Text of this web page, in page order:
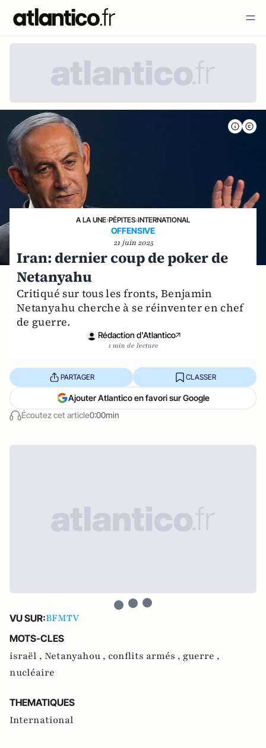
A LA UNE›PÉPITES›INTERNATIONAL
OFFENSIVE
21 juin 2025
Iran: dernier coup de poker de
Netanyahu
Critiqué sur tous les fronts, Benjamin
Netanyahu cherche à se réinventer en chef
de guerre.
Rédaction d'Atlantico
1 min de lecture
Écoutez cet article0:00min
PARTAGER CLASSER
Ajouter Atlantico en favori sur Google
VU SUR:BFMTV
MOTS-CLES
israël , Netanyahou , conflits armés , guerre ,
nucléaire
THEMATIQUES
International